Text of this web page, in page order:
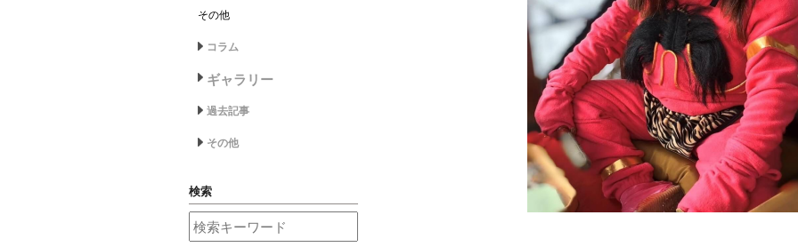
その他
コラム
ギャラリー
過去記事
その他
検索